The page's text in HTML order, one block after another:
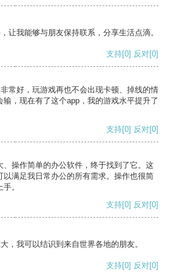
让我能够与朋友保持联系，分享生活点滴。
支持[0] 反对[0]
常好，玩游戏再也不会出现卡顿、掉线的情
，现在有了这个app，我的游戏水平提升了
支持[0] 反对[0]
、操作简单的办公软件，终于找到了它。这
以满足我日常办公的所有需求。操作也很简
。
支持[0] 反对[0]
，我可以结识到来自世界各地的朋友。
支持[0] 反对[0]